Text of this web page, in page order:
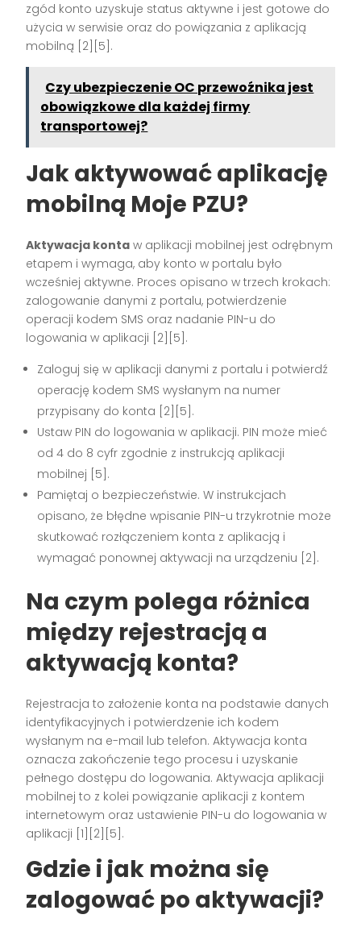
zgód konto uzyskuje status aktywne i jest gotowe do
użycia w serwisie oraz do powiązania z aplikacją
mobilną [2][5].
Czy ubezpieczenie OC przewoźnika jest
obowiązkowe dla każdej firmy
transportowej?
Jak aktywować aplikację
mobilną Moje PZU?
Aktywacja konta w aplikacji mobilnej jest odrębnym
etapem i wymaga, aby konto w portalu było
wcześniej aktywne. Proces opisano w trzech krokach:
zalogowanie danymi z portalu, potwierdzenie
operacji kodem SMS oraz nadanie PIN-u do
logowania w aplikacji [2][5].
Zaloguj się w aplikacji danymi z portalu i potwierdź
operację kodem SMS wysłanym na numer
przypisany do konta [2][5].
Ustaw PIN do logowania w aplikacji. PIN może mieć
od 4 do 8 cyfr zgodnie z instrukcją aplikacji
mobilnej [5].
Pamiętaj o bezpieczeństwie. W instrukcjach
opisano, że błędne wpisanie PIN-u trzykrotnie może
skutkować rozłączeniem konta z aplikacją i
wymagać ponownej aktywacji na urządzeniu [2].
Na czym polega różnica
między rejestracją a
aktywacją konta?
Rejestracja to założenie konta na podstawie danych
identyfikacyjnych i potwierdzenie ich kodem
wysłanym na e-mail lub telefon. Aktywacja konta
oznacza zakończenie tego procesu i uzyskanie
pełnego dostępu do logowania. Aktywacja aplikacji
mobilnej to z kolei powiązanie aplikacji z kontem
internetowym oraz ustawienie PIN-u do logowania w
aplikacji [1][2][5].
Gdzie i jak można się
zalogować po aktywacji?